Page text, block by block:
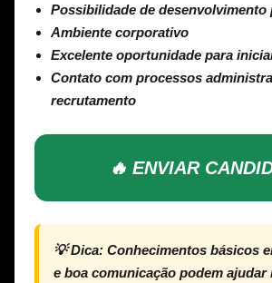
Possibilidade de
Ambiente corporativo
Excelente oportunidade para
Contato com processos
recrutamento
🔥 ENVIAR
💡Dica: Conhecimentos básicos
e boa comunicação podem ajudar